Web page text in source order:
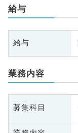
給与
給与
業務内容
募集科目